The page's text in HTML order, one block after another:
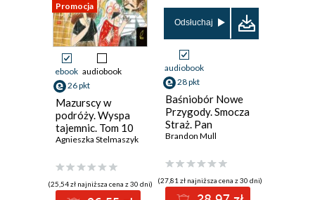
Promocja
ebook audiobook
26 pkt
Mazurscy w
podróży. Wyspa
tajemnic. Tom 10
Agnieszka Stelmaszyk
(25,54 zł najniższa cena z 30 dni)
Odsłuchaj
audiobook
28 pkt
Baśniobór Nowe
Przygody. Smocza
Straż. Pan
Widmowej Wyspy.
Brandon Mull
(27,81 zł najniższa cena z 30 dni)